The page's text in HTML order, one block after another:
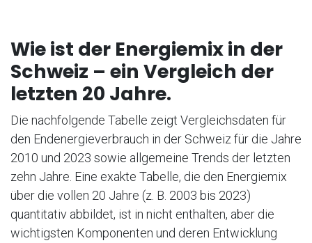
Wie ist der Energiemix in der
Schweiz – ein Vergleich der
letzten 20 Jahre.
Die nachfolgende Tabelle zeigt Vergleichsdaten für
den Endenergieverbrauch in der Schweiz für die Jahre
2010 und 2023 sowie allgemeine Trends der letzten
zehn Jahre. Eine exakte Tabelle, die den Energiemix
über die vollen 20 Jahre (z. B. 2003 bis 2023)
quantitativ abbildet, ist in nicht enthalten, aber die
wichtigsten Komponenten und deren Entwicklung